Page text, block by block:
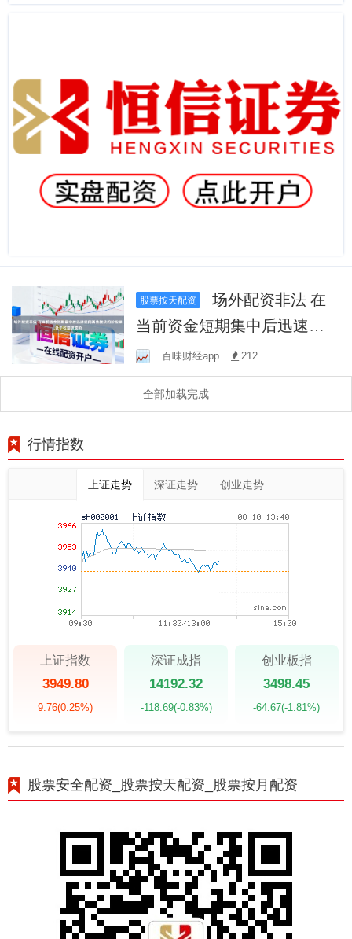
股票按天配资
场外配资非法 在
当前资金短期集中后迅速流
向其他板块的阶段里,处于收
益进攻阶
百味财经app 212
全部加载完成
行情指数
上证走势 深证走势 创业走势
上证指数
3949.80
9.76(0.25%)
深证成指
14192.32
-118.69(-0.83%)
创业板指
3498.45
-64.67(-1.81%)
股票安全配资_股票按天配资_股票按月配资